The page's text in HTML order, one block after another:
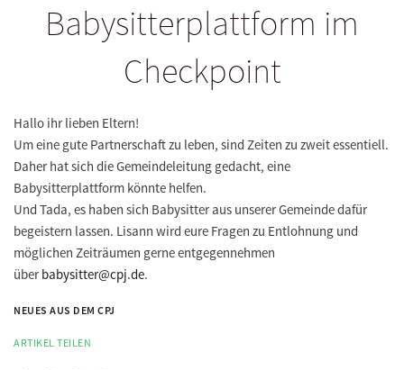
Babysitterplattform im
Checkpoint
Hallo ihr lieben Eltern!
Um eine gute Partnerschaft zu leben, sind Zeiten zu zweit essentiell.
Daher hat sich die Gemeindeleitung gedacht, eine
Babysitterplattform könnte helfen.
Und Tada, es haben sich Babysitter aus unserer Gemeinde dafür
begeistern lassen. Lisann wird eure Fragen zu Entlohnung und
möglichen Zeiträumen gerne entgegennehmen
überbabysitter@cpj.de.
NEUES AUS DEM CPJ
ARTIKEL TEILEN